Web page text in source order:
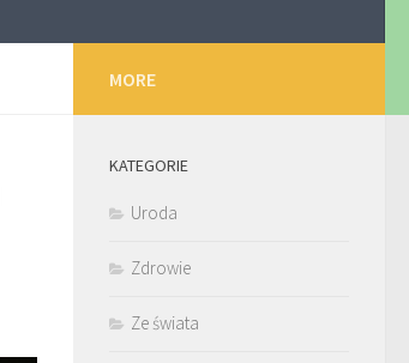
MORE
KATEGORIE
Uroda
Zdrowie
Ze świata